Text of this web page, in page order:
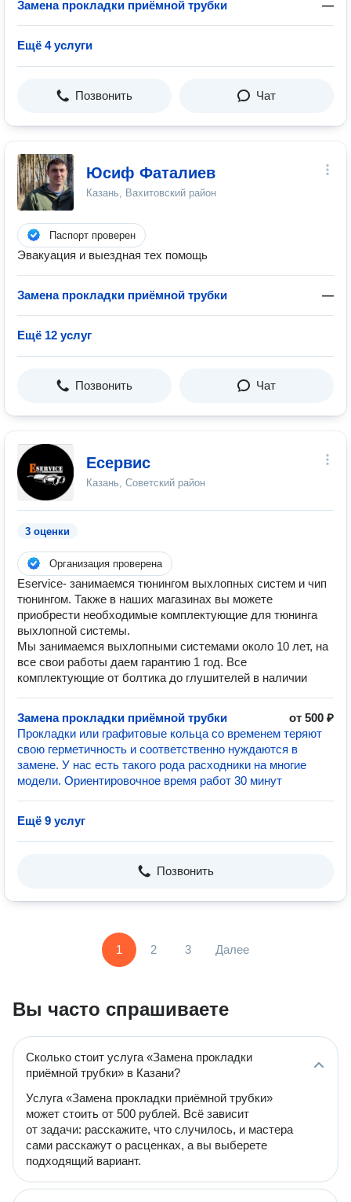
Замена прокладки приёмной трубки —
Ещё 4 услуги
Позвонить Чат
Юсиф Фаталиев
Казань, Вахитовский район
Паспорт проверен
Эвакуация и выездная тех помощь
Замена прокладки приёмной трубки —
Ещё 12 услуг
Позвонить Чат
Есервис
Казань, Советский район
3 оценки
Организация проверена
Eservice- занимаемся тюнингом выхлопных систем и чип
тюнингом. Также в наших магазинах вы можете
приобрести необходимые комплектующие для тюнинга
выхлопной системы.
Мы занимаемся выхлопными системами около 10 лет, на
все свои работы даем гарантию 1 год. Все
комплектующие от болтика до глушителей в наличии
Замена прокладки приёмной трубки
от 500 ₽
Прокладки или графитовые кольца со временем теряют
свою герметичность и соответственно нуждаются в
замене. У нас есть такого рода расходники на многие
модели. Ориентировочное время работ 30 минут
Ещё 9 услуг
Позвонить
1 2 3 Далее
Вы часто спрашиваете
Сколько стоит услуга «Замена прокладки
приёмной трубки» в Казани?
Услуга «Замена прокладки приёмной трубки»
может стоить от 500 рублей. Всё зависит
от задачи: расскажите, что случилось, и мастера
сами расскажут о расценках, а вы выберете
подходящий вариант.